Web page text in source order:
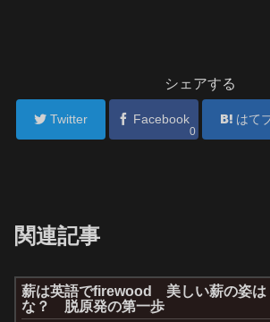
シェアする
Twitter Facebook
0
はて
関連記事
薪は英語でfirewood 美しい薪の姿
な？ 脱原発の第一歩